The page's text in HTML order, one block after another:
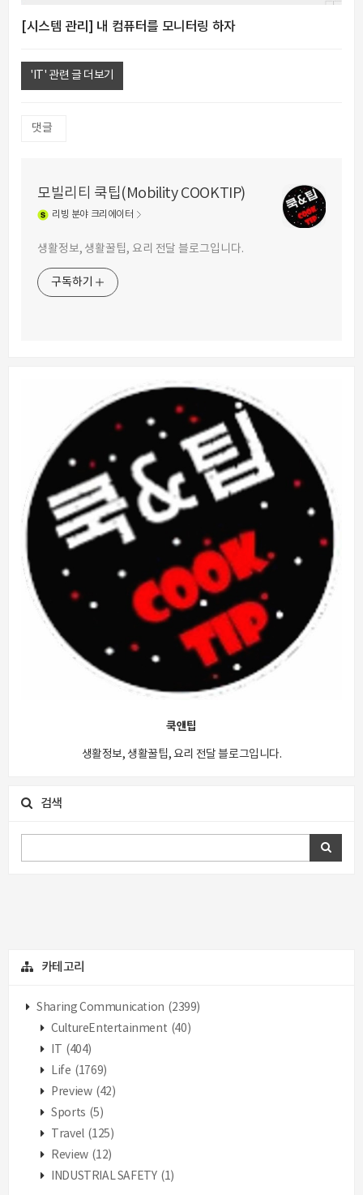
[시스템 관리] 내 컴퓨터를 모니터링 하자
'IT' 관련 글 더보기
댓글
모빌리티 쿡팁(Mobility COOKTIP)
리빙 분야 크리에이터
생활정보, 생활꿀팁, 요리 전달 블로그입니다.
구독하기
쿡앤팁
생활정보, 생활꿀팁, 요리 전달 블로그입니다.
검색
카테고리
Sharing Communication (2399)
CultureEntertainment (40)
IT
(404)
Life (1769)
Preview (42)
Sports (5)
Travel (125)
Review (12)
INDUSTRIAL SAFETY (1)